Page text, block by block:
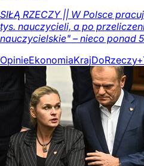
SIŁĄ RZECZY || W Polsce
tys. nauczycieli, a po
nauczycielskie" – nieco ponad
OpinieEkonomiaKrajDoRzeczy+